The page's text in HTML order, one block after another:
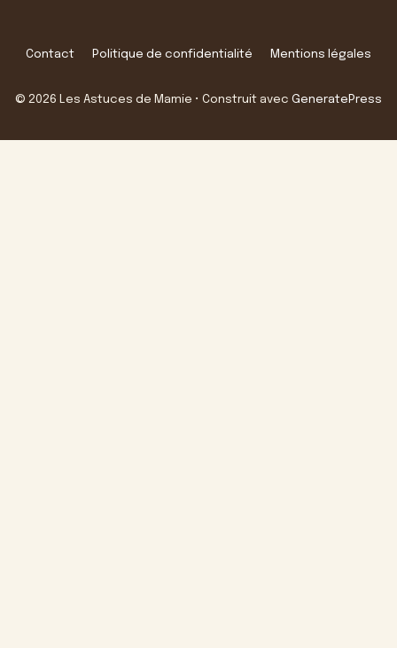
Contact Politique de confidentialité Mentions légales
© 2026 Les Astuces de Mamie • Construit avec GeneratePress